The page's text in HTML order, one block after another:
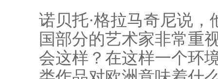
诺贝托·格拉马奇尼说
国部分的艺术家非常重
会这样？在这样一个环